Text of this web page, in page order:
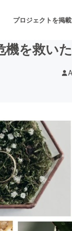
プロジェクトを掲
楽
ーム・サービス開発
籍・雑誌出版
ャレンジ
機を救い